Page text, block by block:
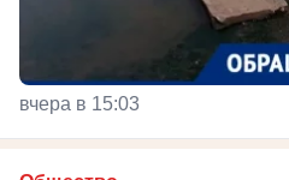
вчера в 15:03